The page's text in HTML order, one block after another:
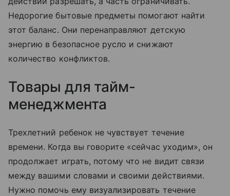
Недорогие бытовые предметы помогают найти
этот баланс. Они перенаправляют детскую
энергию в безопасное русло и снижают
количество конфликтов.
Товары для тайм-
менеджмента
Трехлетний ребенок не чувствует течение
времени. Когда вы говорите «сейчас уходим», он
продолжает играть, потому что не видит связи
между вашими словами и своими действиями.
Нужно помочь ему визуализировать течение